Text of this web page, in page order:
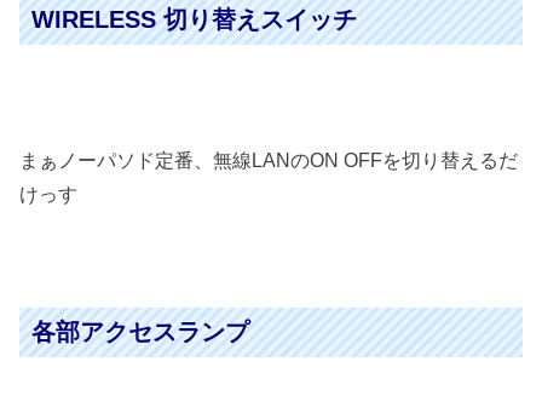
WIRELESS 切り替えスイッチ
まぁノーパソド定番、無線LANのON OFFを切り替えるだ
けっす
各部アクセスランプ